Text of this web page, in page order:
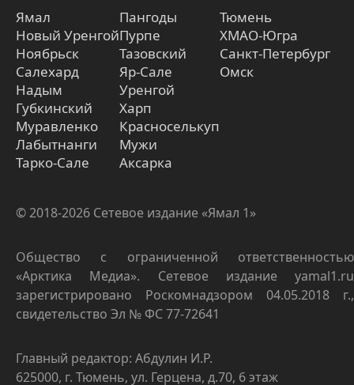
Ямал
Новый Уренгой
Ноябрьск
Салехард
Надым
Губкинский
Муравленко
Лабытнанги
Тарко-Сале
Пангоды
Пурпе
Тазовский
Яр-Сале
Уренгой
Харп
Красноселькуп
Мужи
Аксарка
Тюмень
ХМАО-Югра
Санкт-Петербург
Омск
© 2018-2026 Сетевое издание «Ямал 1»
Общество с ограниченной ответственностью
«Арктика Медиа». Сетевое издание yamal1.ru
зарегистрировано Роскомнадзором 04.05.2018 г.,
свидетельство Эл № ФС 77-72641
Главный редактор: Абдулин И.Р.
625000, г. Тюмень, ул. Герцена, д.70, 6 этаж